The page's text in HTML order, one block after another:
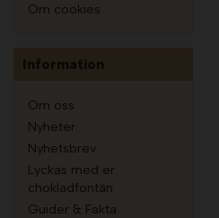
Om cookies
Information
Om oss
Nyheter
Nyhetsbrev
Lyckas med er
chokladfontän
Guider & Fakta